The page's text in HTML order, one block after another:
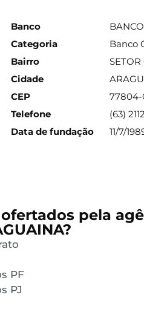
Banco
Categoria
Banco
Bairro
Cidade
CEP
77804-
Telefone
(63)
Data de fundação
11/7/
pela
PF
PJ